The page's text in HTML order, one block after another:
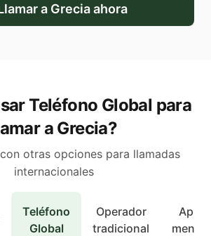
a Greciaahora
Teléfono Global para
a Grecia?
otras opciones para llamadas
internacionales
Teléfono
Global
Operador
tradicional
Apps